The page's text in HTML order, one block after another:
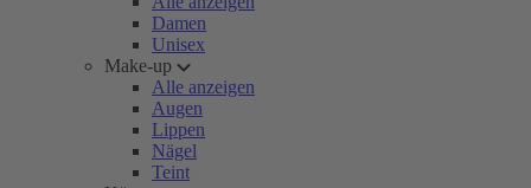
Damen
Unisex
Make-up
Alle anzeigen
Augen
Lippen
Nägel
Teint